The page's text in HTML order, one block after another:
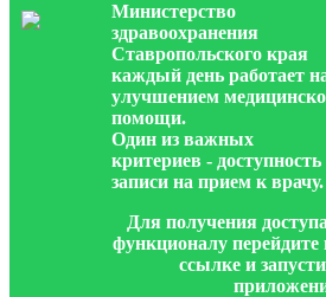
Министерство
здравоохранения
Ставропольского края
каждый день работает
улучшением
помощи.
Один из важных
критериев - доступность
записи на прием к врачу.
Для получения
функционалу перейдите
ссылке и